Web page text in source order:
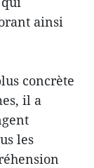
ainsi
concrète
il a
les